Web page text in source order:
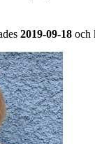
2019-09-18 och